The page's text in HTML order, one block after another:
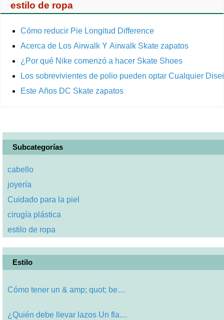
estilo de ropa
Cómo reducir Pie Longitud Difference
Acerca de Los Airwalk Y Airwalk Skate zapatos
¿Por qué Nike comenzó a hacer Skate Shoes
Los sobrevivientes de polio pueden optar Cualquier
Este Años DC Skate zapatos
Subcategorías
cabello
joyería
Cuidado para la piel
cirugía plástica
estilo de ropa
Estilo
Cómo tener un & amp; quot; bebé S…
¿Quién debe llevar lazos Un flaco…